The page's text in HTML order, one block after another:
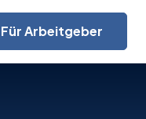
Für Arbeitgeber